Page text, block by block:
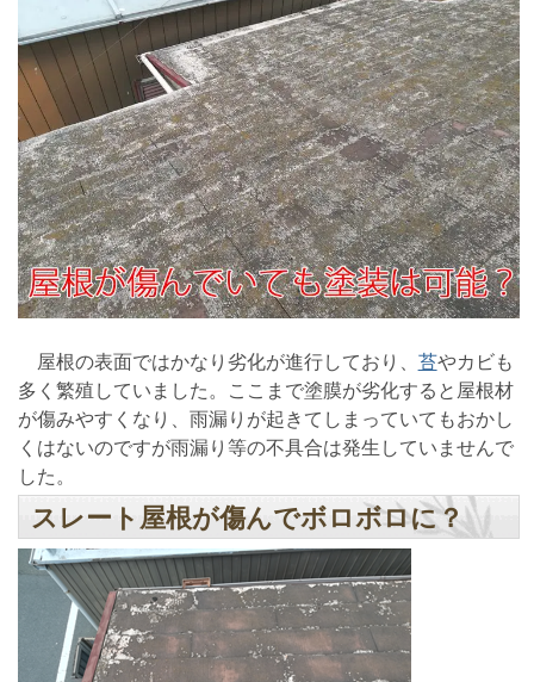
屋根の表面ではかなり劣化が進行しており、 苔やカビも
多く繁殖していました。ここまで塗膜が劣化すると屋根材
が傷みやすくなり、雨漏りが起きてしまっていてもおかし
くはないのですが雨漏り等の不具合は発生していませんで
した。
スレート屋根が傷んでボロボロに？